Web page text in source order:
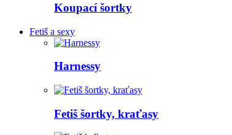
Koupací šortky
Fetiš a sexy
Harnessy
Fetiš šortky, kraťasy